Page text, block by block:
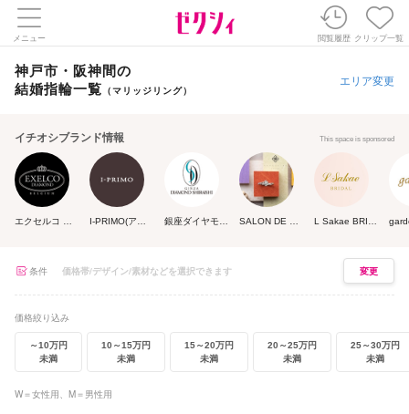
メニュー 閲覧履歴 クリップ一覧
神戸市・阪神間の
結婚指輪一覧 （マリッジリング）
エリア変更
イチオシブランド情報 This space is sponsored
条件 変更
価格絞り込み
～10万円
未満
10～15万円
未満
15～20万円
未満
20～25万円
未満
25～30万円
未満
W＝女性用、M＝男性用